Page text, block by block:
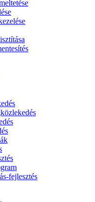
fejlesztés